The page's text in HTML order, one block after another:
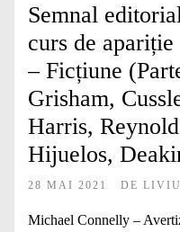
Semnal
curs de
– Ficțiune
Grisham,
Harris,
Hijuelos,
28 MAI 2021 DE
Michael Connelly –